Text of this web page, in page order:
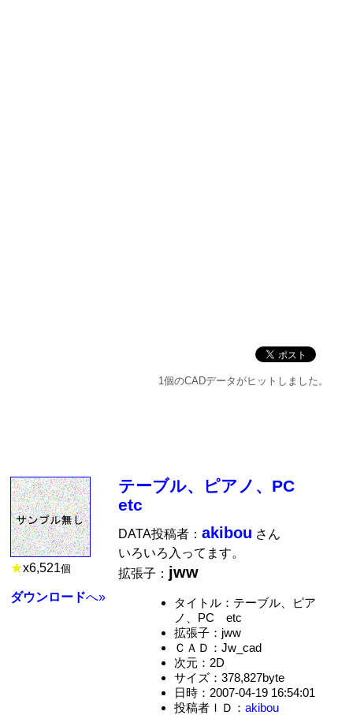
1個のCADデータがヒットしました。
★x6,521個
ダウンロードへ»
テーブル、ピアノ、PC
etc
DATA投稿者：akibou さん
いろいろ入ってます。
拡張子： jww
タイトル：テーブル、ピア
ノ、PC etc
拡張子：jww
ＣＡＤ：Jw_cad
次元：2D
サイズ：378,827byte
日時：2007-04-19 16:54:01
投稿者ＩＤ： akibou